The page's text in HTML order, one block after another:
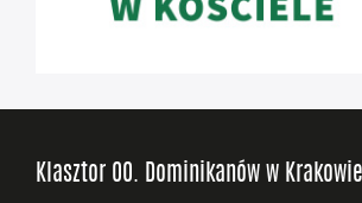
Klasztor OO. Dominikanów w Krakowie